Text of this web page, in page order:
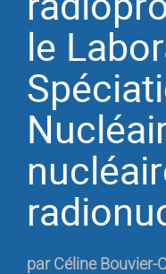
le
par Céline Bouvier-